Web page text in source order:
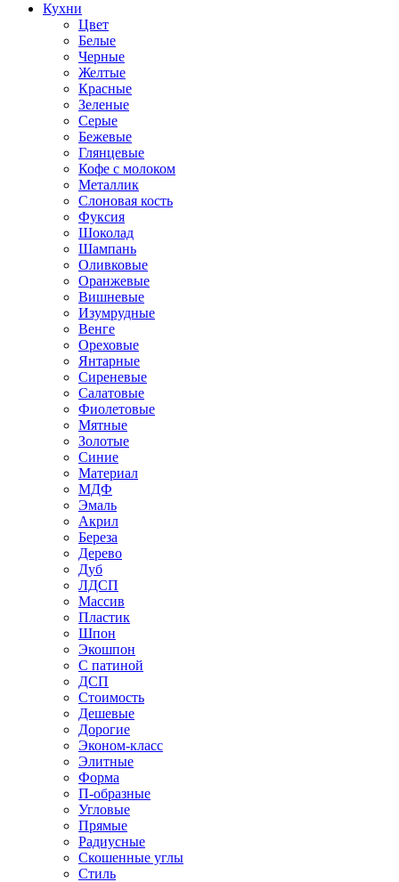
Кухни
Цвет
Белые
Черные
Желтые
Красные
Зеленые
Серые
Бежевые
Глянцевые
Кофе с молоком
Металлик
Слоновая кость
Фуксия
Шоколад
Шампань
Оливковые
Оранжевые
Вишневые
Изумрудные
Венге
Ореховые
Янтарные
Сиреневые
Салатовые
Фиолетовые
Мятные
Золотые
Синие
Материал
МДФ
Эмаль
Акрил
Береза
Дерево
Дуб
ЛДСП
Массив
Пластик
Шпон
Экошпон
С патиной
ДСП
Стоимость
Дешевые
Дорогие
Эконом-класс
Элитные
Форма
П-образные
Угловые
Прямые
Радиусные
Скошенные углы
Стиль